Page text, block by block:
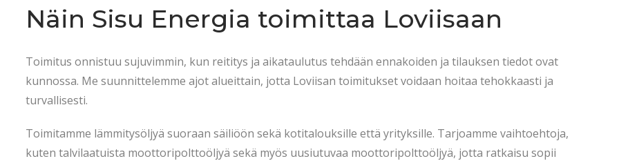
Näin Sisu Energia toimittaa Loviisaan
Toimitus onnistuu sujuvimmin, kun reititys ja aikataulutus tehdään ennakoiden ja tilauksen tiedot ovat
kunnossa. Me suunnittelemme ajot alueittain, jotta Loviisan toimitukset voidaan hoitaa tehokkaasti ja
turvallisesti.
Toimitamme lämmitysöljyä suoraan säiliöön sekä kotitalouksille että yrityksille. Tarjoamme vaihtoehtoja,
kuten talvilaatuista moottoripolttoöljyä sekä myös uusiutuvaa moottoripolttoöljyä, jotta ratkaisu sopii